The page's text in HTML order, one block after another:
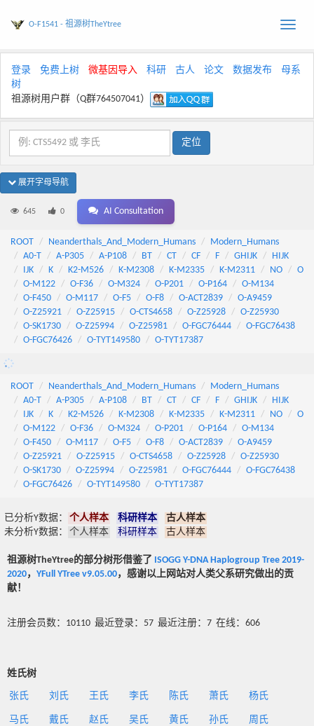
Toggle
O-F1541 - 祖源树TheYtree
登录 免费上树 微基因导入 科研 古人 论文 数据发布
母系
树
祖源树用户群（Q群764507041）
展开字母导航
645 0 AI Consultation
ROOT Neanderthals_And_Modern_Humans
Modern_Humans
A0-T
A-P305 A-P108 BT CT CF F GHIJK
HIJK
IJK
K K2-M526 K-M2308 K-M2335 K-M2311 NO
O
O-M122
O-F36 O-M324 O-P201 O-P164
O-M134
O-F450
O-M117 O-F5 O-F8 O-ACT2839
O-A9459
O-Z25921
O-Z25915 O-CTS4658 O-Z25928
O-Z25930
O-SK1730
O-Z25994 O-Z25981 O-FGC76444
O-FGC76438
O-FGC76426
O-TYT149580 O-TYT17387
ROOT Neanderthals_And_Modern_Humans
Modern_Humans
A0-T
A-P305 A-P108 BT CT CF F GHIJK
HIJK
IJK
K K2-M526 K-M2308 K-M2335 K-M2311 NO
O
O-M122
O-F36 O-M324 O-P201 O-P164
O-M134
O-F450
O-M117 O-F5 O-F8 O-ACT2839
O-A9459
O-Z25921
O-Z25915 O-CTS4658 O-Z25928
O-Z25930
O-SK1730
O-Z25994 O-Z25981 O-FGC76444
O-FGC76438
O-FGC76426
O-TYT149580 O-TYT17387
已分析Y数据： 个人样本 科研样本
古人样本
未分析Y数据：
个人样本 科研样本 古人样本
祖源树TheYtree的部分树形借鉴了 ISOGG Y-DNA Haplogroup Tree 2019-
2020， YFull YTree v9.05.00，感谢以上网站对人类父系研究做出的贡
献！
注册会员数：10110 最近登录：57 最近注册：7 在线：606
姓氏树
张氏 刘氏 王氏 李氏 陈氏 萧氏 杨氏
马氏 戴氏 赵氏 吴氏 黄氏 孙氏 周氏